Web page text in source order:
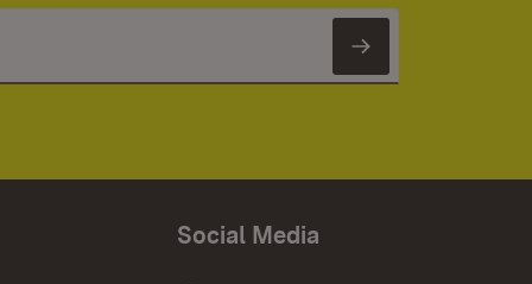
Newsletter
Social Media